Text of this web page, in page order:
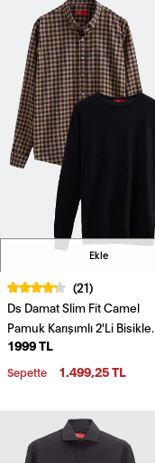
Ekle
(21)
Ds Damat Slim Fit Camel
Pamuk Karışımlı 2'Li Bisiklet
Yaka Triko Ve Gömlek
1999 TL
Sepette 1.499,25 TL